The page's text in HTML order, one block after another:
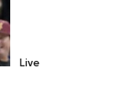
Live